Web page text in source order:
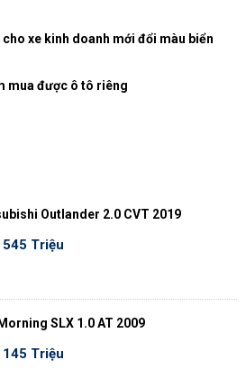
xe kinh doanh mới đổi màu biển
mua được ô tô riêng
Outlander 2.0 CVT 2019
545 Triệu
SLX 1.0 AT 2009
145 Triệu